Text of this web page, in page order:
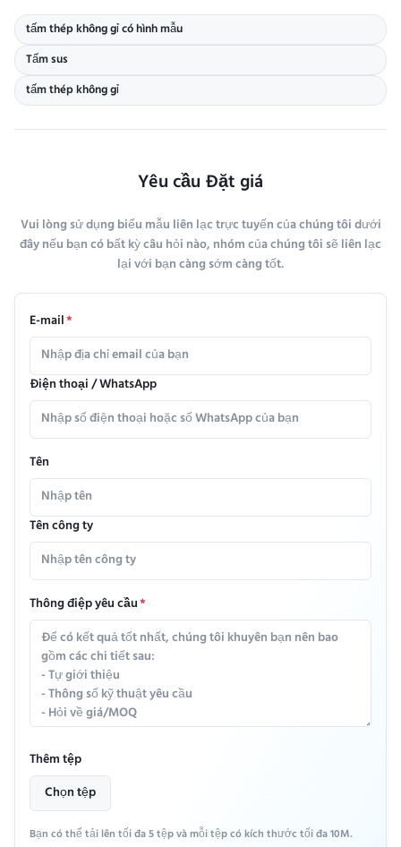
tấm thép không gỉ có hình mẫu
Tấm sus
tấm thép không gỉ
Yêu cầu Đặt giá
Vui lòng sử dụng biểu mẫu liên lạc trực tuyến của chúng tôi dưới
đây nếu bạn có bất kỳ câu hỏi nào, nhóm của chúng tôi sẽ liên lạc
lại với bạn càng sớm càng tốt.
E-mail*
Điện thoại / WhatsApp
Tên
Tên công ty
Thông điệp yêu cầu*
Thêm tệp
Chọn tệp
Bạn có thể tải lên tối đa 5 tệp và mỗi tệp có kích thước tối đa 10M.